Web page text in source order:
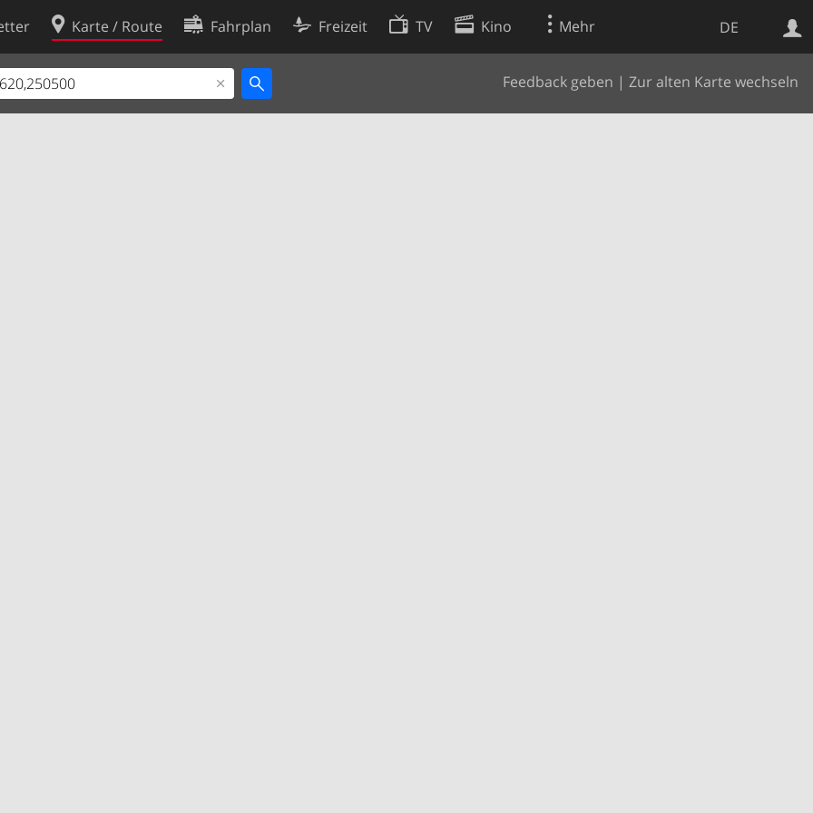
DE
Karte / Route Fahrplan Freizeit TV Kino Mehr
Feedback geben | Zur alten Karte wechseln
Websuche
Cookie-Richtlinie
Cookie-Einstellungen